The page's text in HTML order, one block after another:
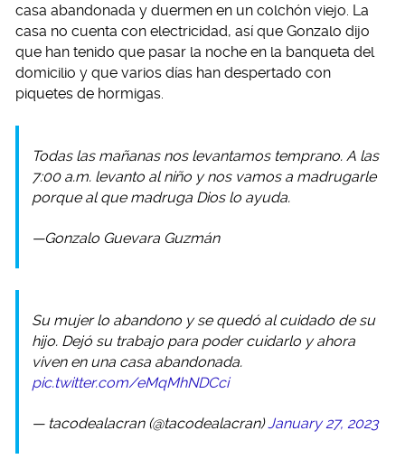
casa abandonada y duermen en un colchón viejo. La
casa no cuenta con electricidad, así que Gonzalo dijo
que han tenido que pasar la noche en la banqueta del
domicilio y que varios días han despertado con
piquetes de hormigas.
Todas las mañanas nos levantamos temprano. A las
7:00 a.m. levanto al niño y nos vamos a madrugarle
porque al que madruga Dios lo ayuda.
—Gonzalo Guevara Guzmán
Su mujer lo abandono y se quedó al cuidado de su
hijo. Dejó su trabajo para poder cuidarlo y ahora
viven en una casa abandonada.
pic.twitter.com/eMqMhNDCci
— tacodealacran (@tacodealacran)January 27, 2023